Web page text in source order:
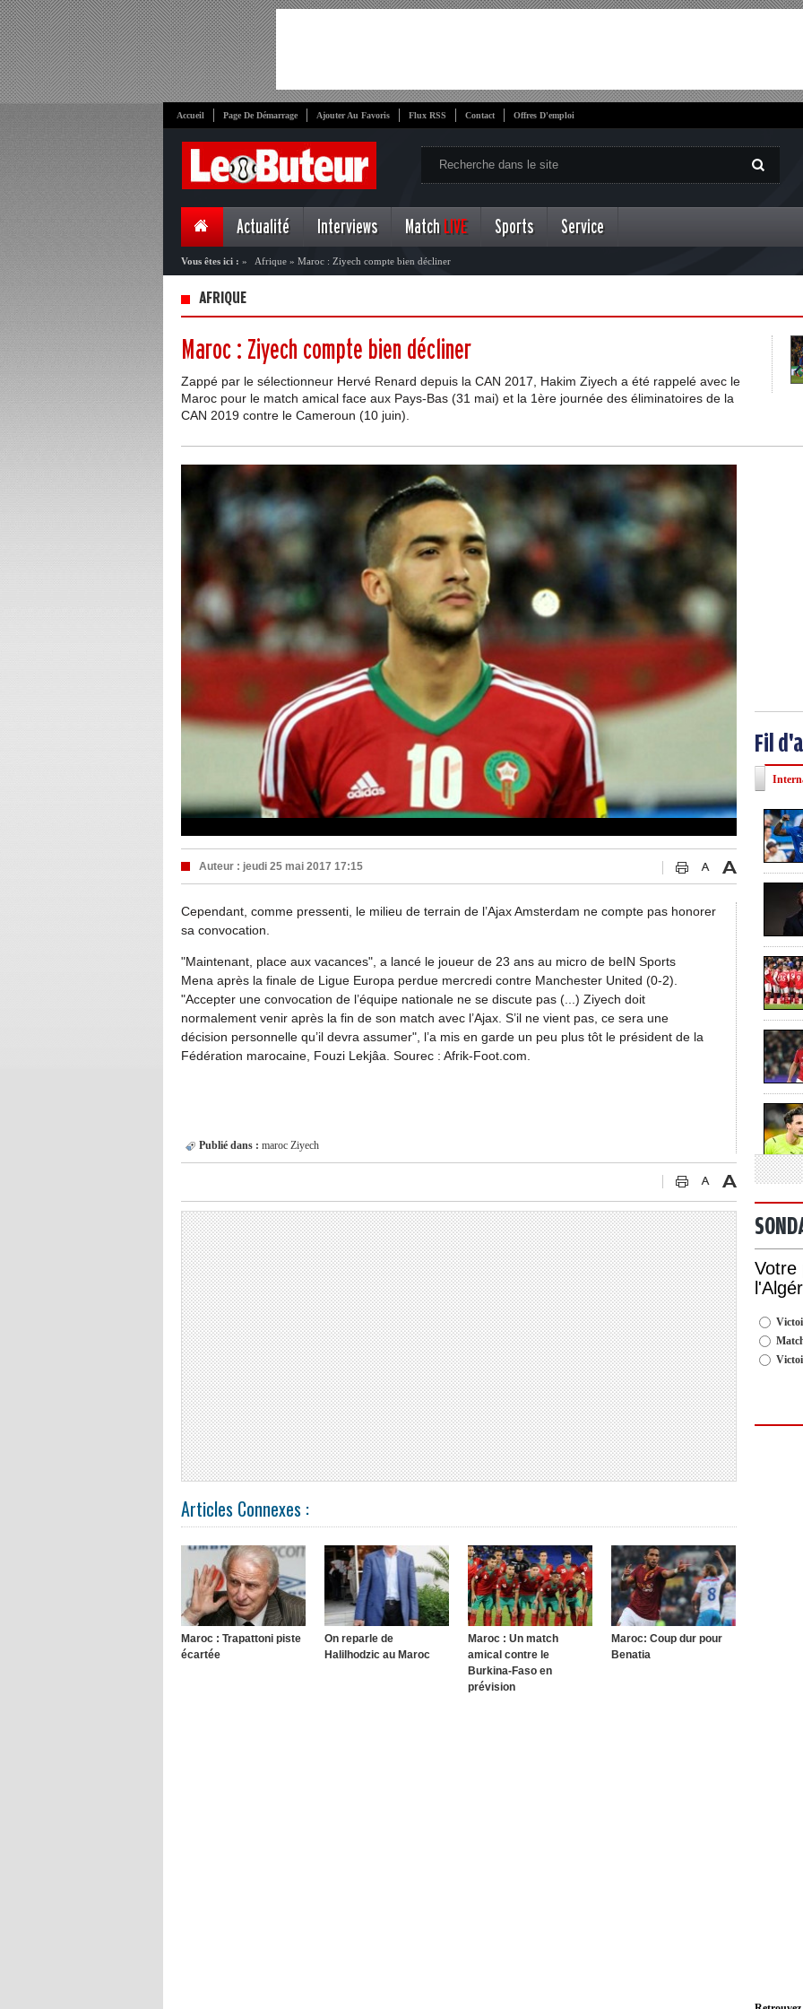
Accueil Page De Démarrage Ajouter Au Favoris Flux RSS Contact Offres D'emploi
Actualité Interviews Match LIVE Sports Service
Vous êtes ici : » Afrique » Maroc : Ziyech compte bien décliner
AFRIQUE
Maroc : Ziyech compte bien décliner
Zappé par le sélectionneur Hervé Renard depuis la CAN 2017, Hakim Ziyech a été rappelé avec le
Maroc pour le match amical face aux Pays-Bas (31 mai) et la 1ère journée des éliminatoires de la
CAN 2019 contre le Cameroun (10 juin).
Auteur : jeudi 25 mai 2017 17:15
Cependant, comme pressenti, le milieu de terrain de l’Ajax Amsterdam ne compte pas honorer
sa convocation.
"Maintenant, place aux vacances", a lancé le joueur de 23 ans au micro de beIN Sports
Mena après la finale de Ligue Europa perdue mercredi contre Manchester United (0-2).
"Accepter une convocation de l’équipe nationale ne se discute pas (...) Ziyech doit
normalement venir après la fin de son match avec l’Ajax. S’il ne vient pas, ce sera une
décision personnelle qu’il devra assumer", l’a mis en garde un peu plus tôt le président de la
Fédération marocaine, Fouzi Lekjâa. Sourec : Afrik-Foot.com.
Publié dans : maroc Ziyech
Articles Connexes :
Maroc : Trapattoni piste
écartée
On reparle de
Halilhodzic au Maroc
Maroc : Un match
amical contre le
Burkina-Faso en
prévision
Maroc: Coup dur pour
Benatia
Fil
Votre